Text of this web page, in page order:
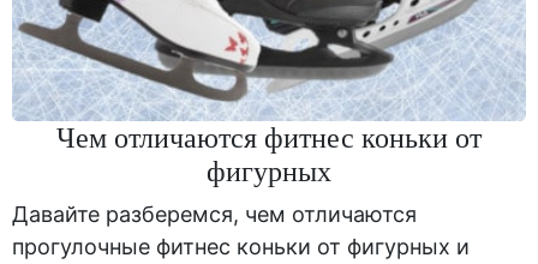
Чем отличаются фитнес коньки от
фигурных
Давайте разберемся, чем отличаются
прогулочные фитнес коньки от фигурных и